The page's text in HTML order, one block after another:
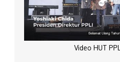
Video HUT